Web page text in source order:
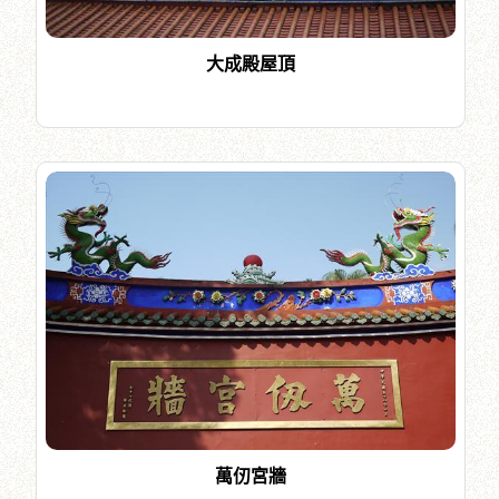
大成殿屋頂
萬仞宮牆